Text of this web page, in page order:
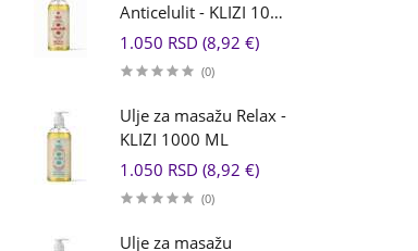
Anticelulit - KLIZI 1000
ML
1.050 RSD (8,92 €)
(0)
Ulje za masažu Relax -
KLIZI 1000 ML
1.050 RSD (8,92 €)
(0)
Ulje za masažu